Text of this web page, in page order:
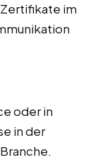
im
oder in
in der